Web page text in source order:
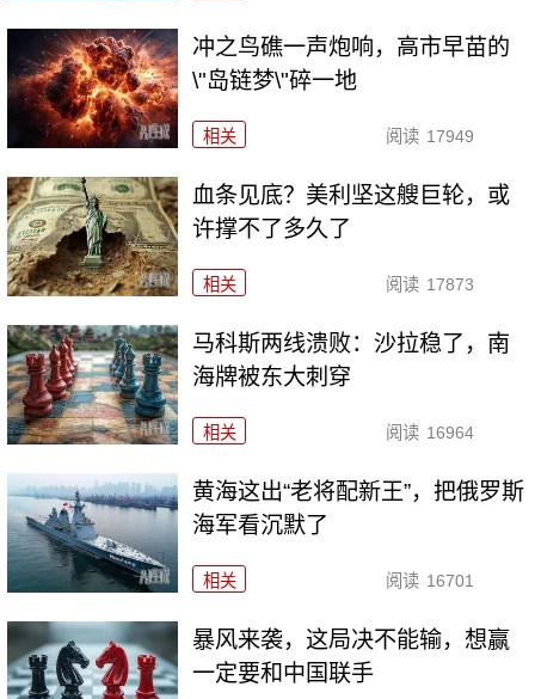
冲之鸟礁一声炮响，高市早苗的
\"岛链梦\"碎一地
相关 阅读 17949
血条见底？美利坚这艘巨轮，或
许撑不了多久了
相关 阅读 17873
马科斯两线溃败：沙拉稳了，南
海牌被东大刺穿
相关 阅读 16964
黄海这出“老将配新王”，把俄罗斯
海军看沉默了
相关 阅读 16701
暴风来袭，这局决不能输，想赢
一定要和中国联手